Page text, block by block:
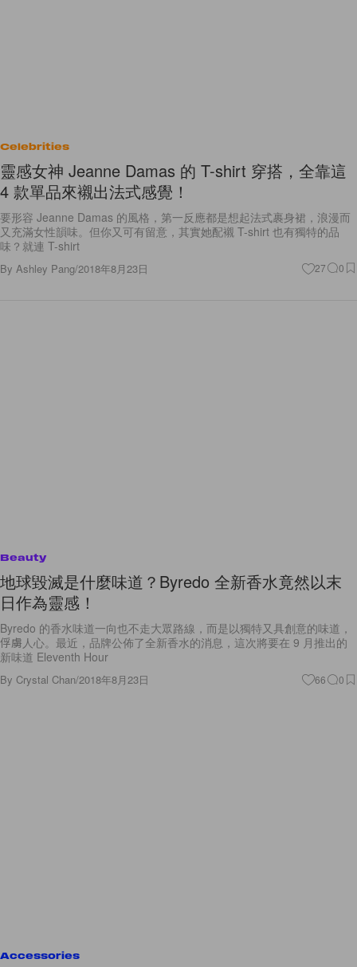
Celebrities
靈感女神 Jeanne Damas 的 T-shirt 穿搭，全靠這
4 款單品來襯出法式感覺！
要形容 Jeanne Damas 的風格，第一反應都是想起法式裹身裙，浪漫而
又充滿女性韻味。但你又可有留意，其實她配襯 T-shirt 也有獨特的品
味？就連 T-shirt
By Ashley Pang/2018年8月23日 27 0
Beauty
地球毀滅是什麼味道？Byredo 全新香水竟然以末
日作為靈感！
Byredo 的香水味道一向也不走大眾路線，而是以獨特又具創意的味道，
俘虜人心。最近，品牌公佈了全新香水的消息，這次將要在 9 月推出的
新味道 Eleventh Hour
By Crystal Chan/2018年8月23日 66 0
Accessories